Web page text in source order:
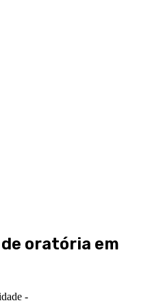
oratória em
-